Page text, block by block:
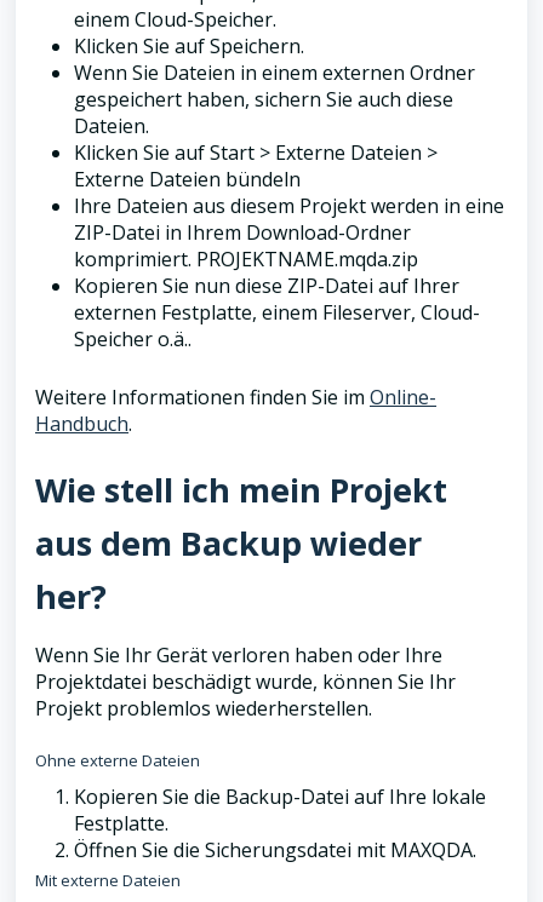
einem Cloud-Speicher.
Klicken Sie auf Speichern.
Wenn Sie Dateien in einem externen Ordner
gespeichert haben, sichern Sie auch diese
Dateien.
Klicken Sie auf Start > Externe Dateien >
Externe Dateien bündeln
Ihre Dateien aus diesem Projekt werden in eine
ZIP-Datei in Ihrem Download-Ordner
komprimiert. PROJEKTNAME.mqda.zip
Kopieren Sie nun diese ZIP-Datei auf Ihrer
externen Festplatte, einem Fileserver, Cloud-
Speicher o.ä..
Weitere Informationen finden Sie im Online-
Handbuch.
Wie stell ich mein Projekt
aus dem Backup wieder
her?
Wenn Sie Ihr Gerät verloren haben oder Ihre
Projektdatei beschädigt wurde, können Sie Ihr
Projekt problemlos wiederherstellen.
Ohne externe Dateien
Kopieren Sie die Backup-Datei auf Ihre lokale
Festplatte.
Öffnen Sie die Sicherungsdatei mit MAXQDA.
Mit externe Dateien